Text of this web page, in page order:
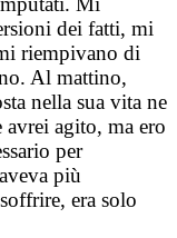
dei fatti, mi
riempivano di
Al mattino,
nella sua vita ne
agito, ma ero
per
più
era solo